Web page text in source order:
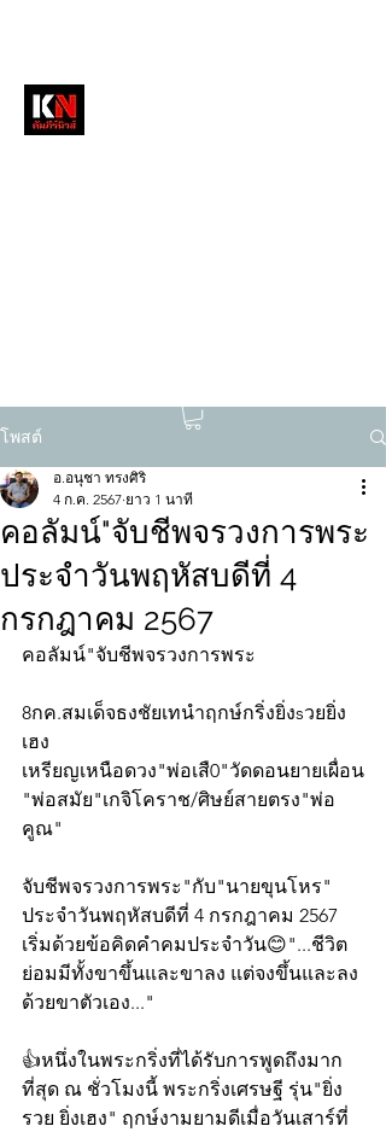
โพสต์
คอลัมน์"จับชีพจรวงการพระ
ประจำวันพฤหัสบดีที่ 4
กรกฎาคม 2567
อ.อนุชา ทรงศิริ
4 ก.ค. 2567 ยาว 1 นาที
คอลัมน์"จับชีพจรวงการพระ
8กค.สมเด็จธงชัยเทนำฤกษ์กริ่งยิ่งsวยยิ่ง
เฮง
เหรียญเหนือดวง"พ่อเสื0"วัดดอนยายเผื่อน
"พ่อสมัย"เกจิโคราช/ศิษย์สายตรง"พ่อ
คูณ"
จับชีพจรวงการพระ"กับ"นายขุนโหร"
ประจำวันพฤหัสบดีที่ 4 กรกฎาคม 2567
เริ่มด้วยข้อคิดคำคมประจำวัน😊"...ชีวิต
ย่อมมีทั้งขาขึ้นและขาลง แต่จงขึ้นและลง
ด้วยขาตัวเอง..."
👍หนึ่งในพระกริ่งที่ได้รับการพูดถึงมาก
ที่สุด ณ ชั่วโมงนี้ พระกริ่งเศรษฐี รุ่น"ยิ่ง
รวย ยิ่งเฮง" ฤกษ์งามยามดีเมื่อวันเสาร์ที่